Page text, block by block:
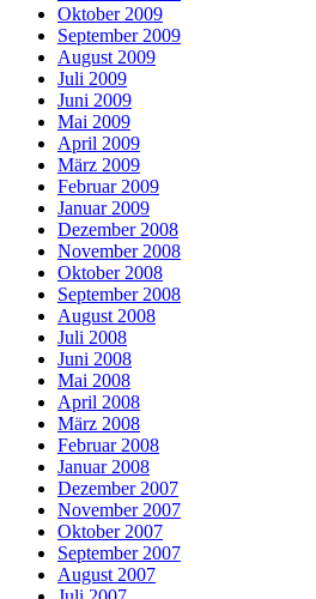
Oktober 2009
September 2009
August 2009
Juli 2009
Juni 2009
Mai 2009
April 2009
März 2009
Februar 2009
Januar 2009
Dezember 2008
November 2008
Oktober 2008
September 2008
August 2008
Juli 2008
Juni 2008
Mai 2008
April 2008
März 2008
Februar 2008
Januar 2008
Dezember 2007
November 2007
Oktober 2007
September 2007
August 2007